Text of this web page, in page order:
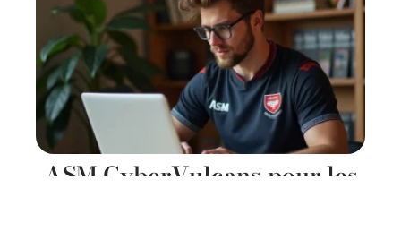
ASM CyberVulcans pour les